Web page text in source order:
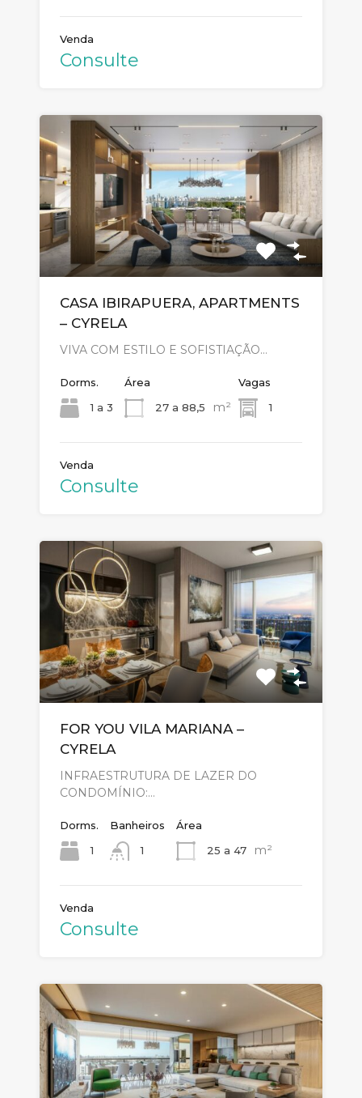
Venda
Consulte
CASA IBIRAPUERA, APARTMENTS
– CYRELA
VIVA COM ESTILO E SOFISTIAÇÃO…
Dorms.
1 a 3
Área
27 a 88,5
m²
Vagas
1
Venda
Consulte
FOR YOU VILA MARIANA –
CYRELA
INFRAESTRUTURA DE LAZER DO
CONDOMÍNIO:…
Dorms.
1
Banheiros
1
Área
25 a 47
m²
Venda
Consulte